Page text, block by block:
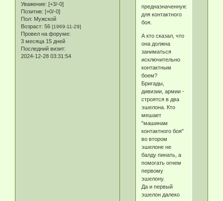
Уважение: [+3/-0]
Позитив: [+0/-0]
Пол: Мужской
Возраст: 56 [1969-11-29]
Провел на форуме:
3 месяца 15 дней
Последний визит:
2024-12-28 03:31:54
предназначенную
для контактного
боя.
А кто сказал, что
она должна
заниматься
исключительно
контактным
боем?
Бригады,
дивизии, армии -
строятся в два
эшелона. Кто
мешает
"машинам
контактного боя"
во втором
эшелоне не
балду пинать, а
помогать огнем
первому
эшелону.
Да и первый
эшелон далеко